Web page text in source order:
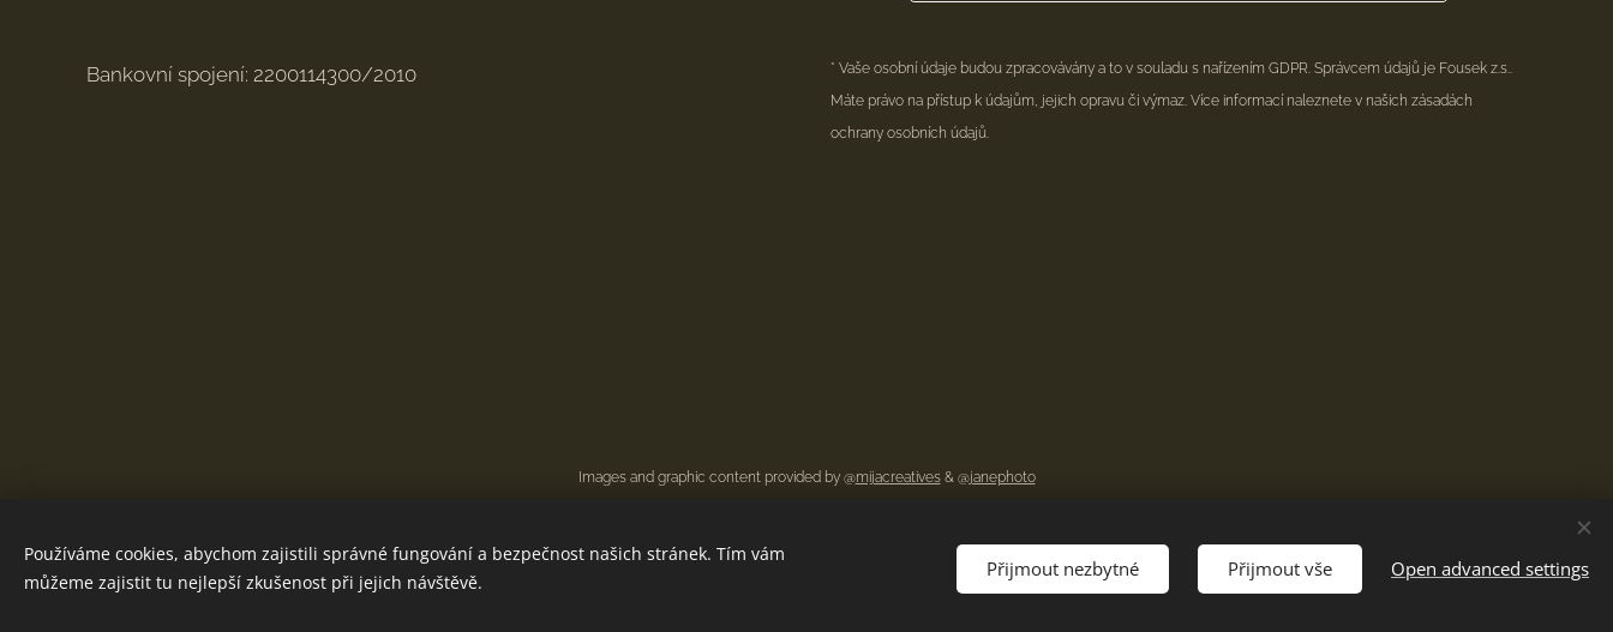
Bankovní spojení: 2200114300/2010
* Vaše osobní údaje budou zpracovávány a to v souladu s nařízením GDPR. Správcem údajů je Fousek z.s..
Máte právo na přístup k údajům, jejich opravu či výmaz. Více informací naleznete v našich zásadách
ochrany osobních údajů.
Images and graphic content provided by @mijacreatives& @janephoto
Cookies
Používáme cookies, abychom zajistili správné fungování a bezpečnost našich stránek. Tím vám
můžeme zajistit tu nejlepší zkušenost při jejich návštěvě.
Přijmout nezbytné Přijmout vše Open advanced settings